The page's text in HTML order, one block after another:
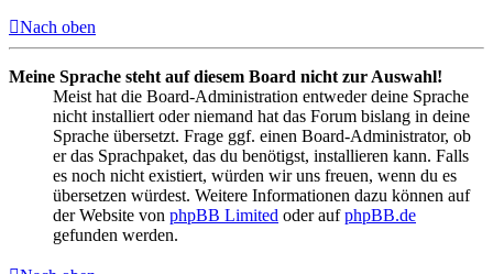
Nach oben
Meine Sprache steht auf diesem Board nicht zur Auswahl!
Meist hat die Board-Administration entweder deine Sprache
nicht installiert oder niemand hat das Forum bislang in deine
Sprache übersetzt. Frage ggf. einen Board-Administrator, ob
er das Sprachpaket, das du benötigst, installieren kann. Falls
es noch nicht existiert, würden wir uns freuen, wenn du es
übersetzen würdest. Weitere Informationen dazu können auf
der Website von phpBB Limited oder aufphpBB.de
gefunden werden.